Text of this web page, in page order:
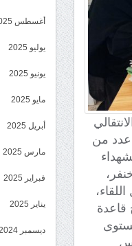
عدد من
قاعدة
أغسطس 2025
يوليو 2025
يونيو 2025
مايو 2025
أبريل 2025
مارس 2025
فبراير 2025
يناير 2025
ديسمبر 2024